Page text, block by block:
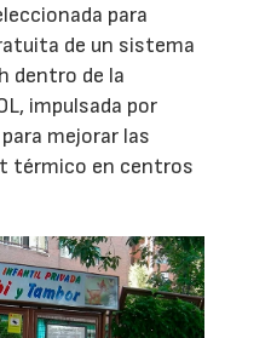
para
de un sistema
dentro de la
impulsada por
para mejorar las
térmico en centros